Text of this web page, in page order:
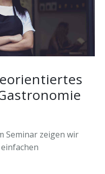
Seminar zeigen wir